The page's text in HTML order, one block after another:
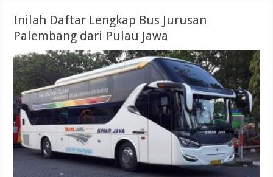
Inilah Daftar Lengkap Bus Jurusan
Palembang dari Pulau Jawa